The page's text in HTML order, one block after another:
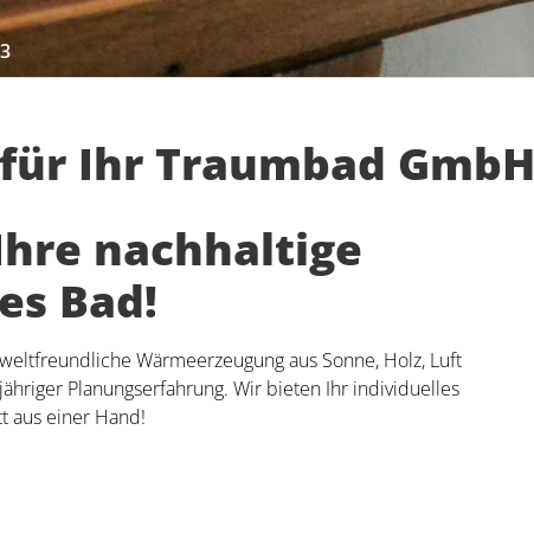
Ihr Traumbad GmbH
nachhaltige
Bad!
Wärmeerzeugung aus Sonne, Holz, Luft
Planungserfahrung. Wir bieten Ihr individuelles
aus einer Hand!